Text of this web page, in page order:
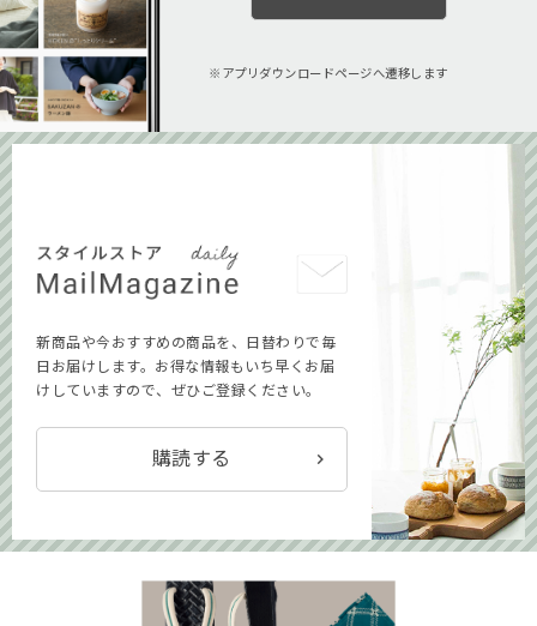
アプリダウンロードページへ遷移します
新商品や今おすすめの商品を、日替わりで毎
日お届けします。お得な情報もいち早くお届
けしていますので、ぜひご登録ください。
購読する